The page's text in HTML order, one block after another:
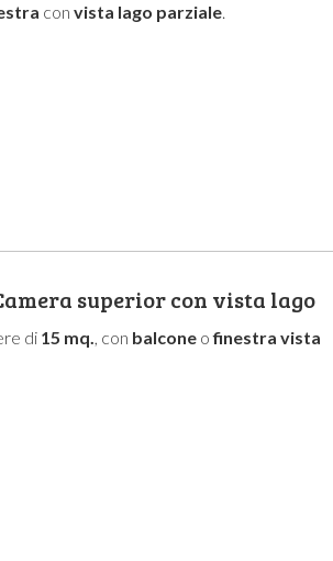
con vista lago parziale.
superior con vista lago
di 15 mq., con balcone ofinestra vista